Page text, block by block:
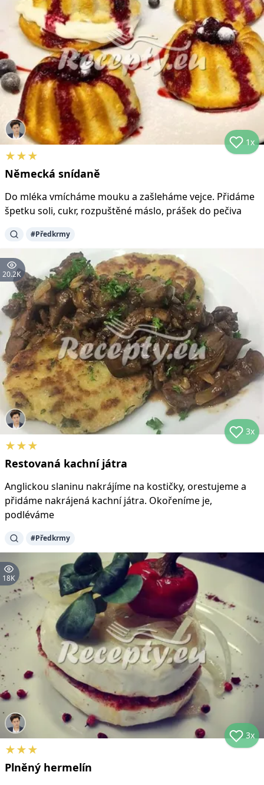
1x
★★★
Německá snídaně
Do mléka vmícháme mouku a zašleháme vejce. Přidáme
špetku soli, cukr, rozpuštěné máslo, prášek do pečiva
#Předkrmy
20.2K
3x
★★★
Restovaná kachní játra
Anglickou slaninu nakrájíme na kostičky, orestujeme a
přidáme nakrájená kachní játra. Okořeníme je,
podléváme
#Předkrmy
18K
3x
★★★
Plněný hermelín